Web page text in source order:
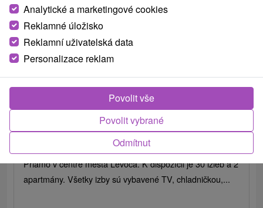
Hotel Arkáda Levoča
Priamo v centre mesta Levoča. K dispozícii je 30 izieb a 2
apartmány. Všetky izby sú vybavené TV, chladničkou,...
Analytické a marketingové cookies
Reklamné úložisko
Reklamní uživatelská data
Personalizace reklam
Odmítnut
Povolit vybrané
Povolit vše